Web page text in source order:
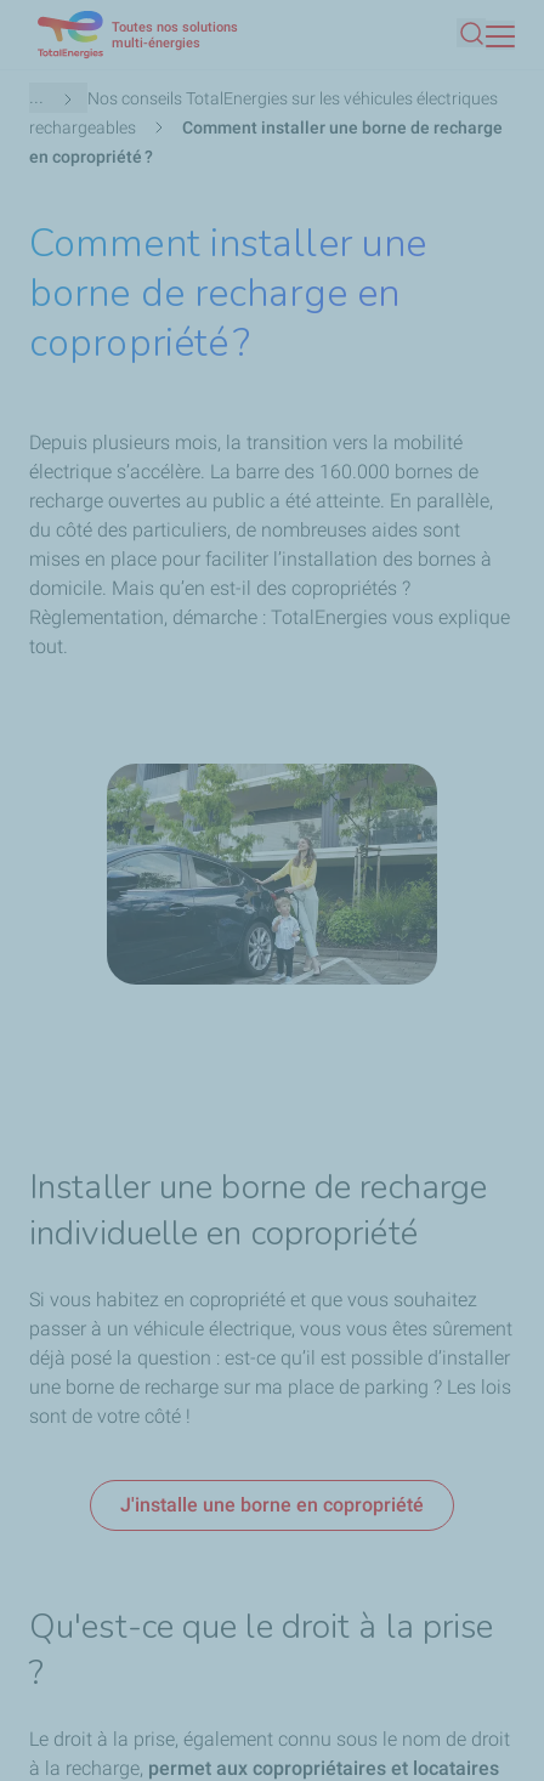
contenu
principal
Toutes nos solutions
multi-énergies
Fil
d'Ariane
...
Nos conseils TotalEnergies sur les véhicules électriques
rechargeables
Comment installer une borne de recharge
en copropriété ?
Comment installer une
borne de recharge en
copropriété ?
Depuis plusieurs mois, la transition vers la mobilité
électrique s’accélère. La barre des 160.000 bornes de
recharge ouvertes au public a été atteinte. En parallèle,
du côté des particuliers, de nombreuses aides sont
mises en place pour faciliter l’installation des bornes à
domicile. Mais qu’en est-il des copropriétés ?
Règlementation, démarche : TotalEnergies vous explique
tout.
Installer une borne de recharge
individuelle en copropriété
Si vous habitez en copropriété et que vous souhaitez
passer à un véhicule électrique, vous vous êtes sûrement
déjà posé la question : est-ce qu’il est possible d’installer
une borne de recharge sur ma place de parking ? Les lois
sont de votre côté !
J'installe une borne en copropriété
Qu'est-ce que le droit à la prise
?
Le droit à la prise, également connu sous le nom de droit
à la recharge, permet aux copropriétaires et locataires